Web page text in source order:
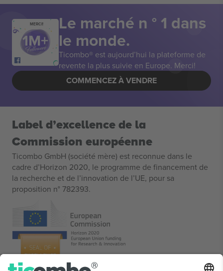
MERCI! Le marché n ° 1 dans
le monde.
Ticombo® est aujourd’hui la plateforme de
revente la plus suivie en Europe. Merci!
COMMENCEZ À VENDRE
Label d’excellence de la
Commission européenne
Ticombo GmbH (société mère) est reconnue dans le
cadre d’Horizon 2020, le programme de financement de
la recherche et de l’innovation de l’UE, pour sa
proposition n° 782393.